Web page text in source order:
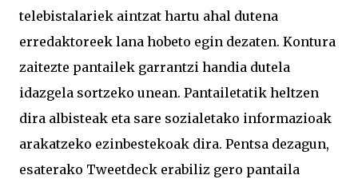
telebistalariek aintzat hartu ahal dutena
erredaktoreek lana hobeto egin dezaten. Kontura
zaitezte pantailek garrantzi handia dutela
idazgela sortzeko unean. Pantailetatik heltzen
dira albisteak eta sare sozialetako informazioak
arakatzeko ezinbestekoak dira. Pentsa dezagun,
esaterako Tweetdeck erabiliz gero pantaila